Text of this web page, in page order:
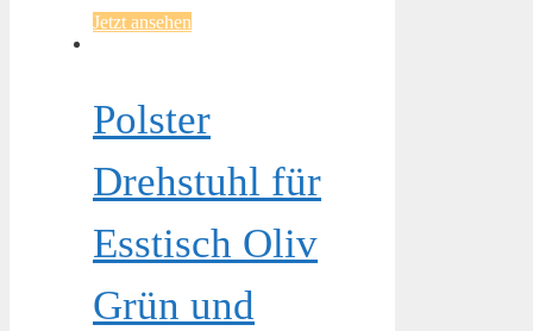
Jetzt ansehen
Polster
Drehstuhl für
Esstisch Oliv
Grün und